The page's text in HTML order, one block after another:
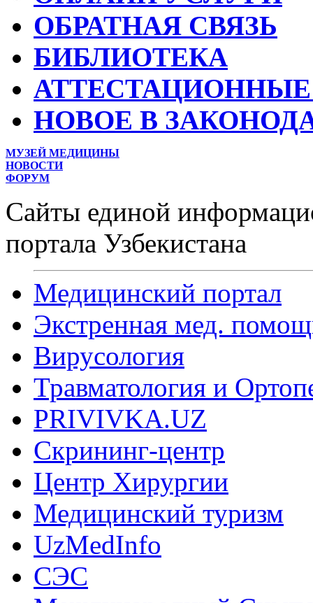
ОБРАТНАЯ СВЯЗЬ
БИБЛИОТЕКА
НОВОЕ В
МУЗЕЙ МЕДИЦИНЫ
НОВОСТИ
ФОРУМ
Сайты единой
портала Узбекистана
Медицинский портал
Экстренная мед.
Вирусология
Травматология и
PRIVIVKA.UZ
Скрининг-центр
Центр Хирургии
Медицинский туризм
UzMedInfo
СЭС